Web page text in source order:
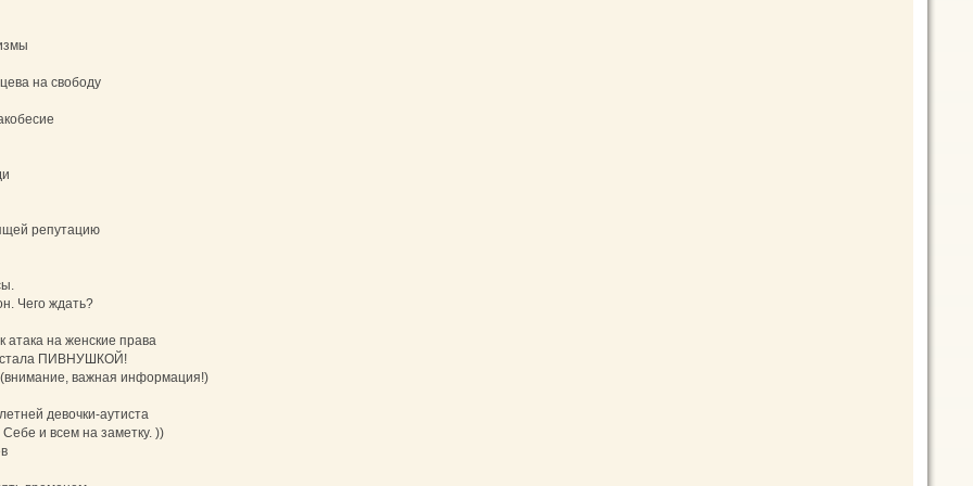
на свободу
репутацию
Чего ждать?
атака на женские права
стала ПИВНУШКОЙ!
важная информация!)
девочки-аутиста
и всем на заметку. ))